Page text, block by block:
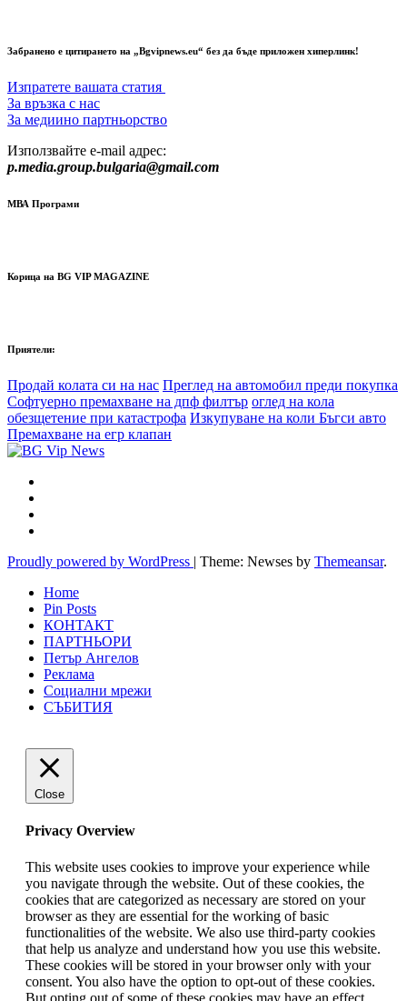
Забранено е цитирането на „Bgvipnews.eu“ без да бъде приложен хиперлинк!
Изпратете вашата статия
За връзка с нас
За медиино партньорство
Използвайте e-mail адрес:
p.media.group.bulgaria@gmail.com
МВА Програми
Корица на BG VIP MAGAZINE
Приятели:
Продай колата си на нас Преглед на автомобил преди покупка
Софтуерно премахване на дпф филтър оглед на кола
обезщетение при катастрофа Изкупуване на коли Бъгси авто
Премахване на егр клапан
Proudly powered by WordPress | Theme: Newses by Themeansar.
Home
Pin Posts
КОНТАКТ
ПАРТНЬОРИ
Петър Ангелов
Реклама
Социални мрежи
СЪБИТИЯ
Close
Privacy Overview
This website uses cookies to improve your experience while
you navigate through the website. Out of these cookies, the
cookies that are categorized as necessary are stored on your
browser as they are essential for the working of basic
functionalities of the website. We also use third-party cookies
that help us analyze and understand how you use this website.
These cookies will be stored in your browser only with your
consent. You also have the option to opt-out of these cookies.
But opting out of some of these cookies may have an effect